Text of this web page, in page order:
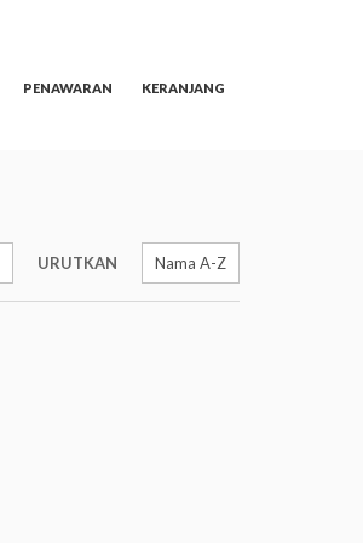
PENAWARAN KERANJANG
URUTKAN